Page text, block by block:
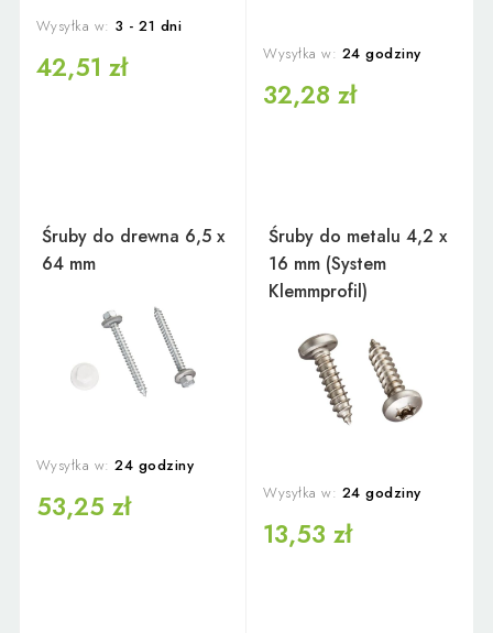
Wysyłka w: 3 - 21 dni
42,51 zł Wysyłka w: 24 godziny
32,28 zł
Śruby do drewna 6,5 x
64 mm
Wysyłka w: 24 godziny
53,25 zł
Śruby do metalu 4,2 x
16 mm (System
Klemmprofil)
Wysyłka w: 24 godziny
13,53 zł